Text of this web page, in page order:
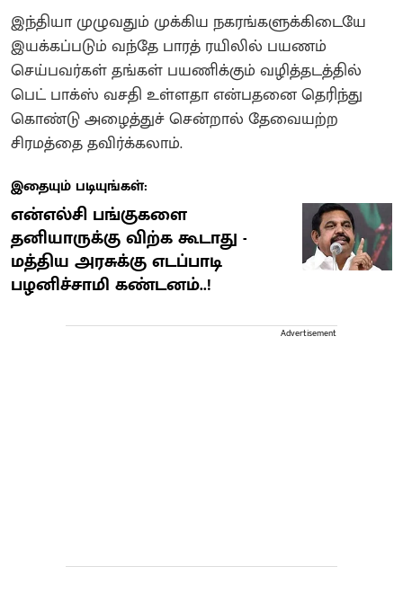
இந்தியா முழுவதும் முக்கிய நகரங்களுக்கிடையே
இயக்கப்படும் வந்தே பாரத் ரயிலில் பயணம்
செய்பவர்கள் தங்கள் பயணிக்கும் வழித்தடத்தில்
பெட் பாக்ஸ் வசதி உள்ளதா என்பதனை தெரிந்து
கொண்டு அழைத்துச் சென்றால் தேவையற்ற
சிரமத்தை தவிர்க்கலாம்.
இதையும் படியுங்கள்:
என்எல்சி பங்குகளை
தனியாருக்கு விற்க கூடாது -
மத்திய அரசுக்கு எடப்பாடி
பழனிச்சாமி கண்டனம்..!
Advertisement